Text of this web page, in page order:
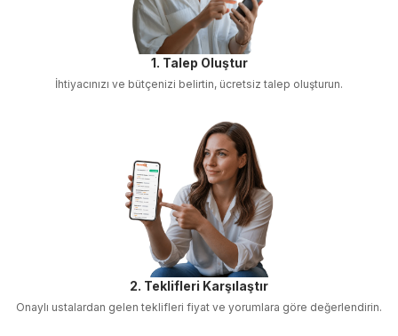
1. Talep Oluştur
İhtiyacınızı ve bütçenizi belirtin, ücretsiz talep oluşturun.
2. Teklifleri Karşılaştır
Onaylı ustalardan gelen teklifleri fiyat ve yorumlara göre değerlendirin.